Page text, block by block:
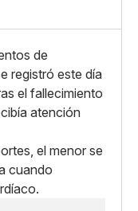
de
registró este día
el fallecimiento
atención
el menor se
cuando